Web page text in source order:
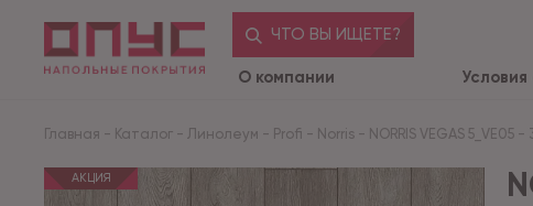
ЧТО ВЫ ИЩЕТЕ?
О компании
Главная - Каталог - Линолеум - Profi - Norris - NORRIS VEGAS 5_VE05 -
АКЦИЯ